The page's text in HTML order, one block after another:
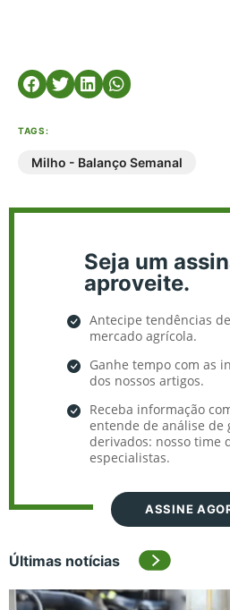
TAGS:
Milho - Balanço Semanal
Seja um
aproveite.
Antecipe tendências
mercado agrícola.
Ganhe tempo com as
dos nossos artigos.
Receba informação
entende de análise de
derivados: nosso time
especialistas.
ASSINE
Últimas notícias